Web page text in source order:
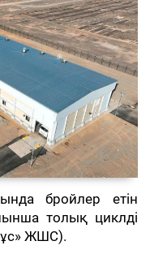
бройлер етін
толық циклді
ЖШС).